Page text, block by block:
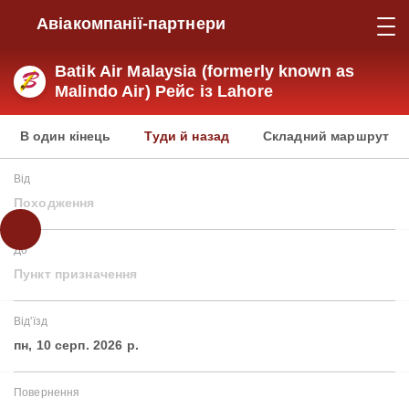
Авіакомпанії-партнери
Batik Air Malaysia (formerly known as
Malindo Air) Рейс із Lahore
В один кінець Туди й назад Складний маршрут
Від
Походження
До
Пункт призначення
Від'їзд
пн, 10 серп. 2026 р.
Повернення